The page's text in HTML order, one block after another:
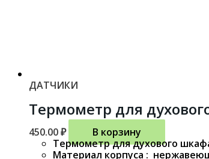
ДАТЧИКИ
Термометр для
450.00₽
В корзину
Термометр для духового
Материал корпуса :